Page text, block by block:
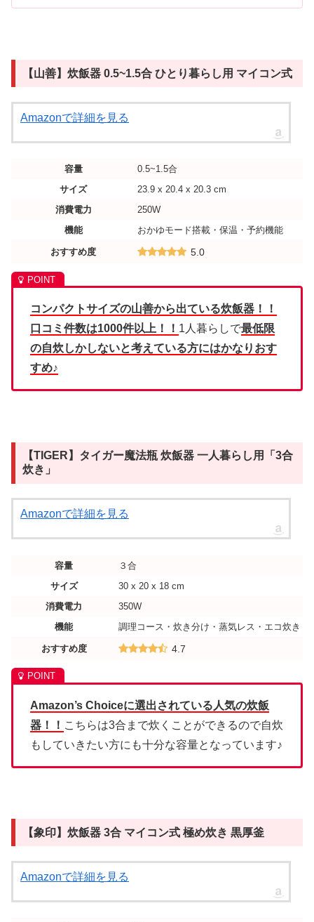
【山善】炊飯器 0.5~1.5合 ひとり暮らし用 マイコン式
Amazonで詳細を見る
容量
0.5~1.5合
サイズ
23.9 x 20.4 x 20.3 cm
消費電力
250W
機能
おかゆモード搭載・保温・予約機能
おすすめ度 5.0
コンパクトサイズの山善から出ている炊飯器！！
口コミ件数は1000件以上！！ 1人暮らしで最低限
の自炊しかしないと考えている方にはかなりおす
すめ♪
【TIGER】タイガー魔法瓶 炊飯器 一人暮らし用「3合
炊き」
Amazonで詳細を見る
容量
３合
サイズ
30 x 20 x 18 cm
消費電力
350W
機能
調理コース・炊き分け・蒸気レス・エコ炊き
おすすめ度 4.7
Amazon’s Choiceに選出されている人気の炊飯
器！！ こちらは3合まで炊くことができるので自炊
もしていきたい方にも十分な容量となっています♪
【象印】炊飯器 3合 マイコン式 極め炊き 黒厚釜
Amazonで詳細を見る